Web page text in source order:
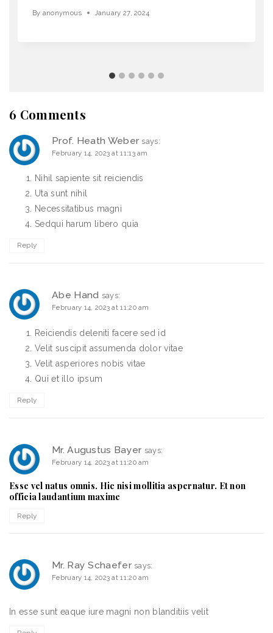
By anonymous January 27, 2024
6 Comments
Prof. Heath Weber says:
February 14, 2023 at 11:13 am
Nihil sapiente sit reiciendis
Uta sunt nihil
Necessitatibus magni
Sedqui harum libero quia
Reply
Abe Hand says:
February 14, 2023 at 11:20 am
Reiciendis deleniti facere sed id
Velit suscipit assumenda dolor vitae
Velit asperiores nobis vitae
Qui et illo ipsum
Reply
Mr. Augustus Bayer says:
February 14, 2023 at 11:20 am
Esse vel natus omnis. Hic nisi mollitia aspernatur. Et non
officia laudantium maxime
Reply
Mr. Ray Schaefer says:
February 14, 2023 at 11:20 am
In esse sunt eaque iure magni non blanditiis velit